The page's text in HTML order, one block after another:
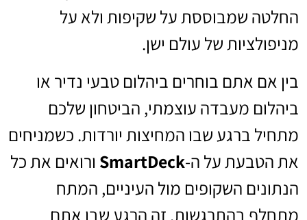
החלטה שמבוססת על שקיפות ולא על
מניפולציות של עולם ישן.
בין אם אתם בוחרים ביהלום טבעי נדיר או
ביהלום מעבדה עוצמתי, הביטחון שלכם
מתחיל ברגע שבו המחיצות יורדות. כשמניחים
את הטבעת על ה-SmartDeck ורואים את כל
הנתונים השקופים מול העיניים, המתח
מתחלף בהתרגשות. זה הרגע שבו אתם